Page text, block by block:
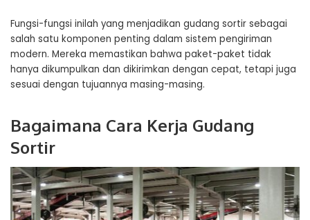
Fungsi-fungsi inilah yang menjadikan gudang sortir sebagai
salah satu komponen penting dalam sistem pengiriman
modern. Mereka memastikan bahwa paket-paket tidak
hanya dikumpulkan dan dikirimkan dengan cepat, tetapi juga
sesuai dengan tujuannya masing-masing.
Bagaimana Cara Kerja Gudang
Sortir